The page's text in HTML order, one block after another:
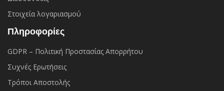
Στοιχεία λογαριασμού
Πληροφορίες
GDPR – Πολιτική Προστασίας Απορρήτου
Συχνές Eρωτήσεις
Τρόποι Αποστολής